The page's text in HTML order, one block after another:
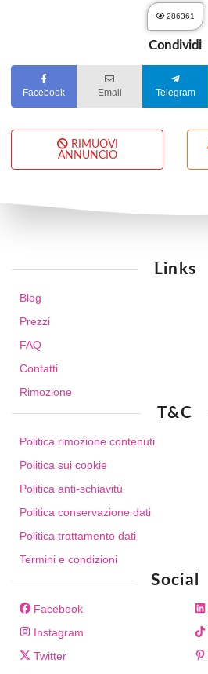
286361
Condividi
Facebook Email Telegram
RIMUOVI
ANNUNCIO
Links
Blog
Prezzi
FAQ
Contatti
Rimozione
T&C
Politica rimozione contenuti
Politica sui cookie
Politica anti-schiavitù
Politica conservazione dati
Politica trattamento dati
Termini e condizioni
Social
Facebook
Instagram
Twitter